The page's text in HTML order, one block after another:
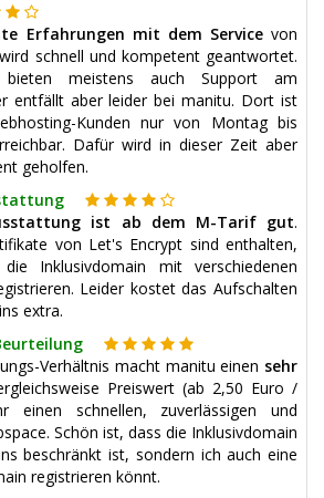
Erfahrungen mit dem Servicevon
schnell und kompetent geantwortet.
bieten meistens auch Support am
entfällt aber leider bei manitu. Dort ist
Kunden nur von Montag bis
Dafür wird in dieser Zeit aber
geholfen.
ist ab dem M-Tarif gut.
von Let's Encrypt sind enthalten,
Inklusivdomain mit verschiedenen
Leider kostet das Aufschalten
extra.
Verhältnis macht manitu einen sehr
Preiswert (ab 2,50 Euro /
einen schnellen, zuverlässigen und
Schön ist, dass die Inklusivdomain
beschränkt ist, sondern ich auch eine
registrieren könnt.